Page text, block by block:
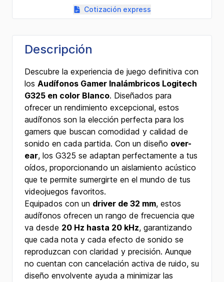
Cotización express
Descripción
Descubre la experiencia de juego definitiva con
los Audífonos Gamer Inalámbricos Logitech
G325 en color Blanco. Diseñados para
ofrecer un rendimiento excepcional, estos
audífonos son la elección perfecta para los
gamers que buscan comodidad y calidad de
sonido en cada partida. Con un diseño over-
ear, los G325 se adaptan perfectamente a tus
oídos, proporcionando un aislamiento acústico
que te permite sumergirte en el mundo de tus
videojuegos favoritos.
Equipados con un driver de 32 mm, estos
audífonos ofrecen un rango de frecuencia que
va desde 20 Hz hasta 20 kHz, garantizando
que cada nota y cada efecto de sonido se
reproduzcan con claridad y precisión. Aunque
no cuentan con cancelación activa de ruido, su
diseño envolvente ayuda a minimizar las